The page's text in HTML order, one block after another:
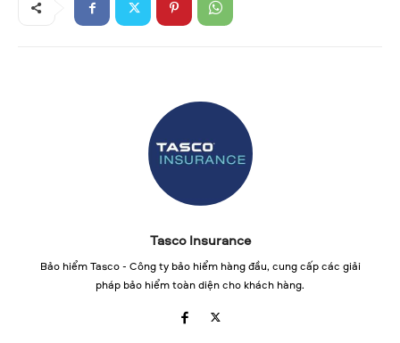
Tasco Insurance
Bảo hiểm Tasco - Công ty bảo hiểm hàng đầu, cung cấp các giải
pháp bảo hiểm toàn diện cho khách hàng.